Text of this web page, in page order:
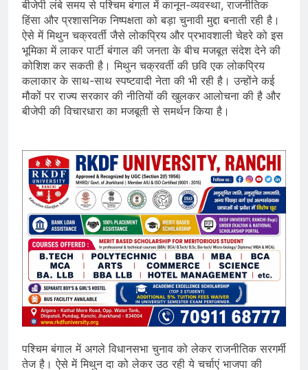
बीजेपी लंबे समय से पश्चिम बंगाल में कानून-व्यवस्था, राजनीतिक
हिंसा और प्रशासनिक निष्पक्षता को बड़ा चुनावी मुद्दा बनाती रही है।
ऐसे में मिथुन चक्रवर्ती जैसे लोकप्रिय और प्रभावशाली चेहरे को इस
भूमिका में लाकर पार्टी बंगाल की जनता के बीच मजबूत संदेश देने की
कोशिश कर सकती है। मिथुन चक्रवर्ती की छवि एक लोकप्रिय
कलाकार के साथ-साथ स्पष्टवादी नेता की भी रही है। उन्होंने कई
मौकों पर राज्य सरकार की नीतियों की खुलकर आलोचना की है और
बीजेपी की विचारधारा का मजबूती से समर्थन किया है।
पश्चिम बंगाल में अगले विधानसभा चुनाव को लेकर राजनीतिक सरगर्मी
तेज है। ऐसे में मिथुन दा को लेकर उठ रही ये चर्चाएं भाजपा की